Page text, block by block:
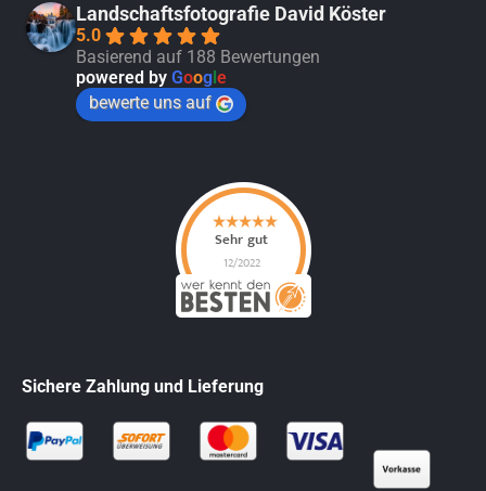
Landschaftsfotografie David Köster
5.0
Basierend auf 188 Bewertungen
powered by Google
bewerte uns auf
Sichere Zahlung und Lieferung